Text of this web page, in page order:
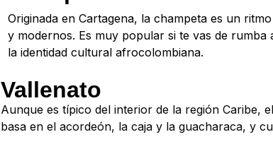
Originada en Cartagena, la champeta es un
y modernos. Es muy popular si te vas de
la identidad cultural afrocolombiana.
Vallenato
Aunque es típico del interior de la región Caribe,
basa en el acordeón, la caja y la guacharaca, y